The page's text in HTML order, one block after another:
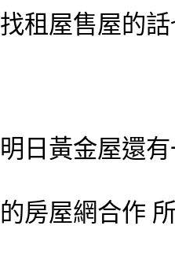
租屋售屋的
日黃金屋還
房屋網合作